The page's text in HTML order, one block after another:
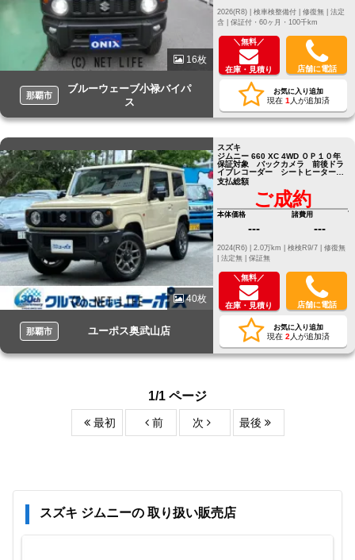
16枚
那覇市
ブルーウェーブ小禄バイパ
ス
修復無 | 法定
含 | 保証付・60ヶ月・100千km
＼無料／
在庫・見積り 店舗に電話
お気に入り追加
現在 1 人が追加済
40枚
那覇市 ユーポス奥武山店
スズキ
ジムニー 660 XC 4WD ＯＰ１０年
保証対象 バックカメラ 前後ドラ
イブレコーダー シートヒーター
ＥＴＣ
支払総額
ご成約
本体価格
---
諸費用
---
修復無
法定無 | 保証無
＼無料／
在庫・見積り 店舗に電話
お気に入り追加
現在 2 人が追加済
1/1 ページ
最初 前 次 最後
スズキ ジムニーの 取り扱い販売店